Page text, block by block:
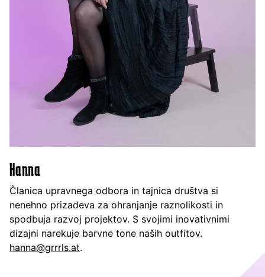
Hanna
Članica upravnega odbora in tajnica društva si
nenehno prizadeva za ohranjanje raznolikosti in
spodbuja razvoj projektov. S svojimi inovativnimi
dizajni narekuje barvne tone naših outfitov.
hanna@grrrls.at.